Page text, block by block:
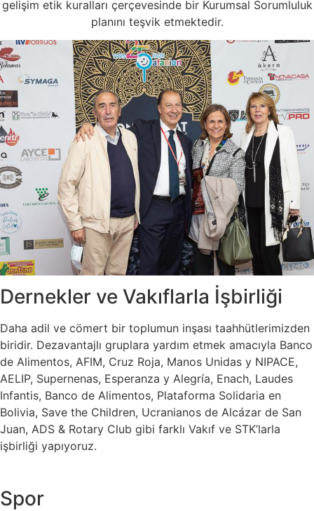
gelişim etik kuralları çerçevesinde bir Kurumsal Sorumluluk
planını teşvik etmektedir.
Dernekler ve Vakıflarla İşbirliği
Daha adil ve cömert bir toplumun inşası taahhütlerimizden
biridir. Dezavantajlı gruplara yardım etmek amacıyla Banco
de Alimentos, AFIM, Cruz Roja, Manos Unidas y NIPACE,
AELIP, Supernenas, Esperanza y Alegría, Enach, Laudes
Infantis, Banco de Alimentos, Plataforma Solidaria en
Bolivia, Save the Children, Ucranianos de Alcázar de San
Juan, ADS & Rotary Club gibi farklı Vakıf ve STK’larla
işbirliği yapıyoruz.
Spor